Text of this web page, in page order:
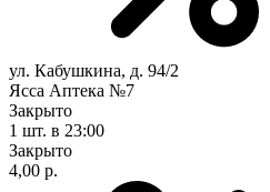
ул. Кабушкина, д. 94/2
Ясса Аптека №7
Закрыто
1 шт. в 23:00
Закрыто
4,00 р.